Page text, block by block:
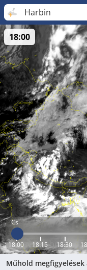
Harbin
Cs
18:00 18:15 18:30
18:00
Műhold